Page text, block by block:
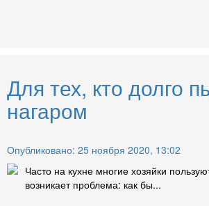
Для тех, кто долго
нагаром
Опубликовано: 25 ноября 2020, 13:02
Часто на кухне многие хозяйки
возникает проблема: как бы...